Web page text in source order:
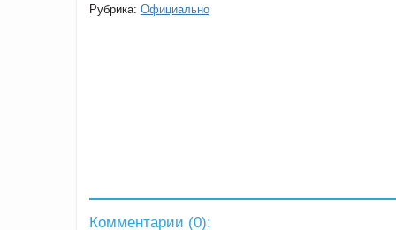
Рубрика: Официально
Комментарии (0):